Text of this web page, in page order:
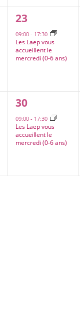
1
évènement,
23
09:00- 17:30
Les Laep vous
accueillent le
mercredi (0-6 ans)
1
évènement,
30
09:00- 17:30
Les Laep vous
accueillent le
mercredi (0-6 ans)